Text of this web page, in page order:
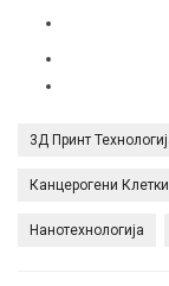
3Д Принт
Канцерогени Клетки
Нанотехнологија